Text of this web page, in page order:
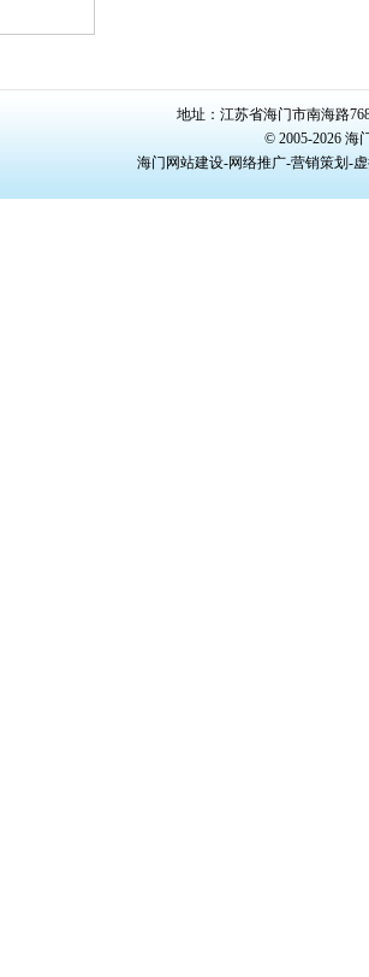
地址：江苏省海门市南海路
© 2005-2026
海门网站建设-网络推广-营销策划-